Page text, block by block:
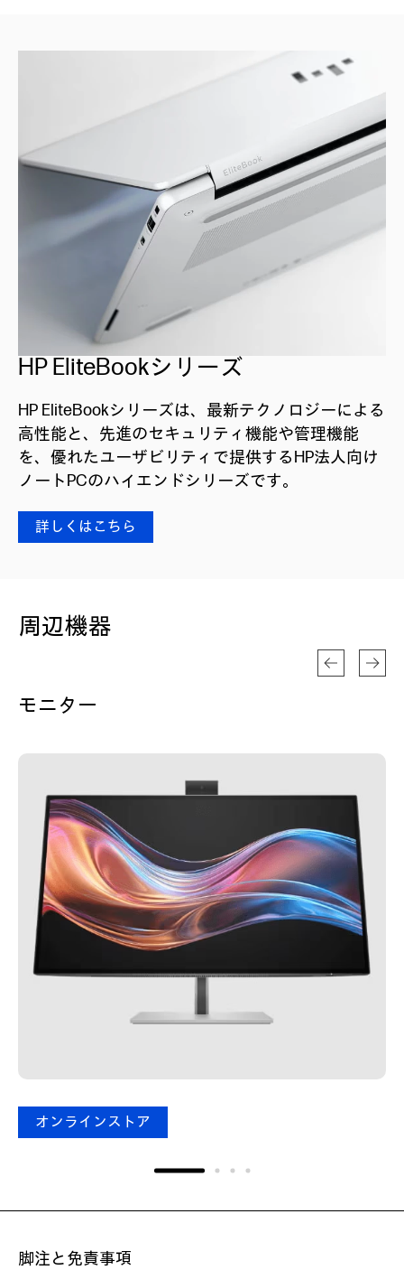
HP EliteBookシリーズ
HP EliteBookシリーズは、最新テクノロジーによる
高性能と、先進のセキュリティ機能や管理機能
を、優れたユーザビリティで提供するHP法人向け
ノートPCのハイエンドシリーズです。
詳しくはこちら
周辺機器
モニター
オンラインストア
脚注と免責事項